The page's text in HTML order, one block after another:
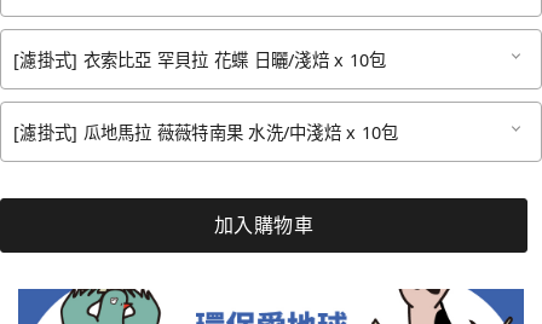
[濾掛式] 衣索比亞 罕貝拉 花蝶 日曬/淺焙 x 10包
[濾掛式] 瓜地馬拉 薇薇特南果 水洗/中淺焙 x 10包
加入購物車